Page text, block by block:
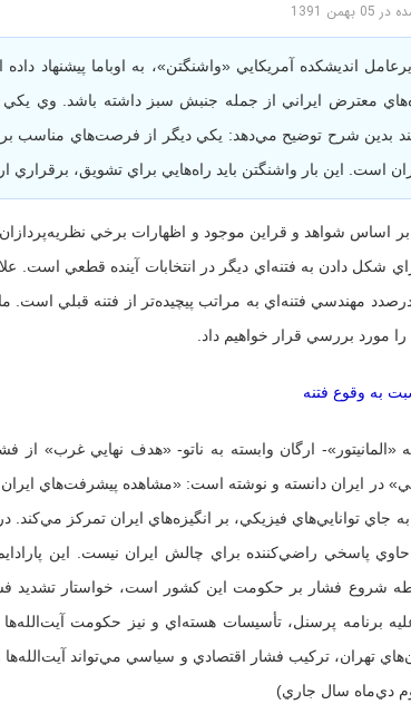
1391
انديشکده‌ آمريکايي «واشنگتن»، به اوباما پيشنهاد
معترض ايراني از جمله جنبش سبز داشته باشد. وي
کند بدين شرح توضيح مي‌دهد: يکي ديگر از فرصت‌هاي مناسب
است. اين بار واشنگتن بايد راه‌هايي براي تشويق، برقراري
اساس شواهد و قراين موجود و اظهارات برخي
شکل دادن به فتنه‌اي ديگر در انتخابات آينده قطعي است.
مهندسي فتنه‌اي به مراتب پيچيده‌تر از فتنه قبلي است. ما
مورد بررسي قرار خواهيم داد.
به وقوع فتنه
«المانيتور»- ارگان وابسته به ناتو- «هدف نهايي غرب» از
در ايران دانسته و نوشته است: «مشاهده پيشرفت‌هاي
جاي توانايي‌هاي فيزيکي، بر انگيزه‌هاي ايران تمرکز مي‌کند.
پاسخي راضي‌کننده براي چالش ايران نيست. اين
شروع فشار بر حکومت اين کشور است، خواستار تشديد
برنامه پرسنل، تأسيسات هسته‌اي و نيز حکومت
تهران، ترکيب فشار اقتصادي و سياسي مي‌تواند آيت‌الله‌ها